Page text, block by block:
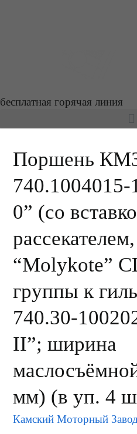
бесплатная горячая линия
Поршень
0” (со
“Molykote”
группы к
740.30-
II”; ширина
мм) (в уп. 4
Камский Моторный